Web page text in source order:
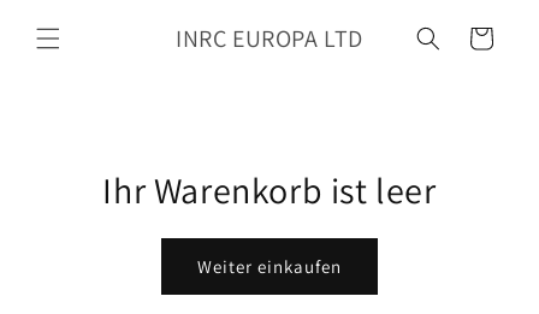
Inhalt
springen
INRC EUROPA LTD Wagen
Ihr Warenkorb ist leer
Weiter einkaufen